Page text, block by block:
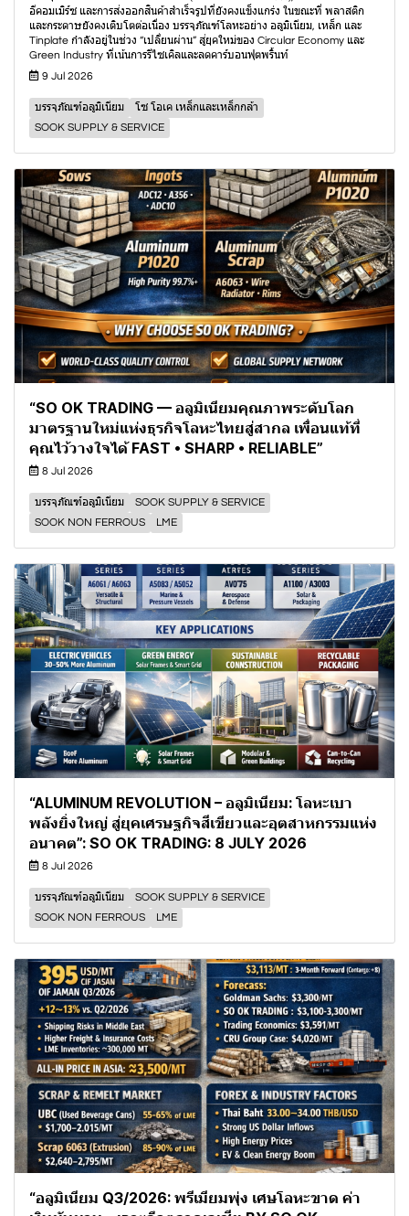
อีคอมเมิร์ซ และการส่งออกสินค้าสำเร็จรูปที่ยังคงแข็งแกร่ง ในขณะที่ พลาสติก
และกระดาษยังคงเติบโตต่อเนื่อง บรรจุภัณฑ์โลหะอย่าง อลูมิเนียม, เหล็ก และ
Tinplate กำลังอยู่ในช่วง “เปลี่ยนผ่าน” สู่ยุคใหม่ของ Circular Economy และ
Green Industry ที่เน้นการรีไซเคิลและลดคาร์บอนฟุตพริ้นท์
9 Jul 2026
บรรจุภัณฑ์อลูมิเนียม
โซ โอเค เหล็กและเหล็กกล้า
SOOK SUPPLY & SERVICE
“SO OK TRADING — อลูมิเนียมคุณภาพระดับโลก
มาตรฐานใหม่แห่งธุรกิจโลหะไทยสู่สากล เพื่อนแท้ที่
คุณไว้วางใจได้ FAST • SHARP • RELIABLE”
8 Jul 2026
บรรจุภัณฑ์อลูมิเนียม
SOOK SUPPLY & SERVICE
SOOK NON FERROUS
LME
“ALUMINUM REVOLUTION – อลูมิเนียม: โลหะเบา
พลังยิ่งใหญ่ สู่ยุคเศรษฐกิจสีเขียวและอุตสาหกรรมแห่ง
อนาคต”: SO OK TRADING: 8 JULY 2026
8 Jul 2026
บรรจุภัณฑ์อลูมิเนียม
SOOK SUPPLY & SERVICE
SOOK NON FERROUS
LME
“อลูมิเนียม Q3/2026: พรีเมียมพุ่ง เศษโลหะขาด ค่า